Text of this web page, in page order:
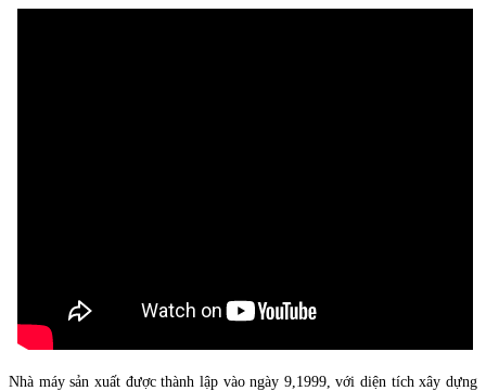
Nhà máy sản xuất được thành lập vào ngày 9,1999, với diện tích xây dựng